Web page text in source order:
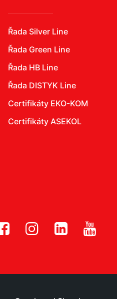
Řada Silver Line
Řada Green Line
Řada HB Line
Řada DISTYK Line
Certifikáty EKO-KOM
Certifikáty ASEKOL